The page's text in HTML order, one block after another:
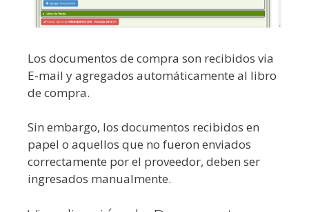
Los documentos de compra son recibidos via
E-mail y agregados automáticamente al libro
de compra.
Sin embargo, los documentos recibidos en
papel o aquellos que no fueron enviados
correctamente por el proveedor, deben ser
ingresados manualmente.